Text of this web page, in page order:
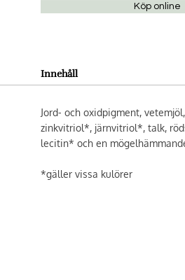
Köp online
Innehåll
Jord- och oxidpigment,
zinkvitriol*, järnvitriol*, talk,
lecitin* och en
*gäller vissa kulörer